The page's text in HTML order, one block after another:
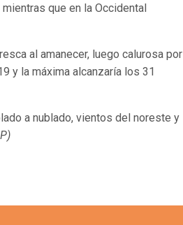
que en la Occidental
al amanecer, luego calurosa por
y la máxima alcanzaría los 31
a nublado, vientos del noreste y